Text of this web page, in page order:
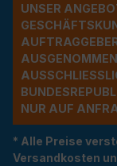
UNSER
UFTRAGGEBER
USGENOMMEN
NDESREPUBLIK
R AUF
* Alle Preise
Versandkosten